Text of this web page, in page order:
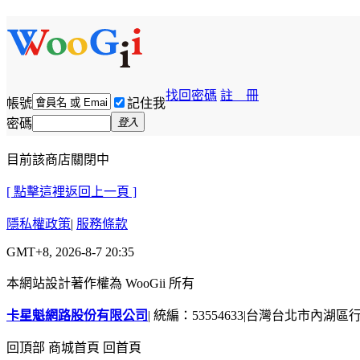
帳號 記住我
找回密碼 註 冊
密碼 登入
目前該商店關閉中
[ 點擊這裡返回上一頁 ]
隱私權政策| 服務條款
GMT+8, 2026-8-7 20:35
本網站設計著作權為 WooGii 所有
卡星魁網路股份有限公司 | 統編：53554633|台灣台北市內湖區
回頂部 商城首頁 回首頁